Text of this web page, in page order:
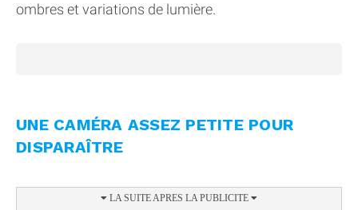
ombres et variations de lumière.
UNE CAMÉRA ASSEZ PETITE POUR
DISPARAÎTRE